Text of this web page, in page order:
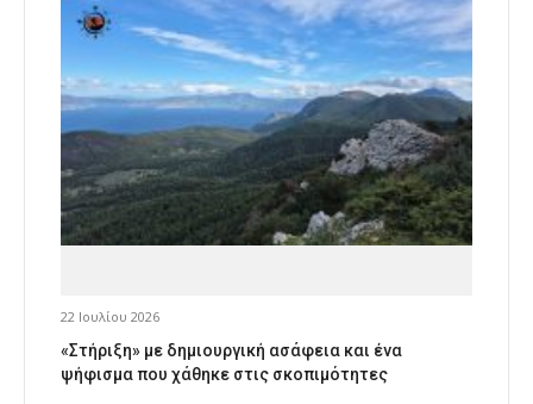
22 Ιουλίου 2026
«Στήριξη» με δημιουργική ασάφεια και ένα
ψήφισμα που χάθηκε στις σκοπιμότητες